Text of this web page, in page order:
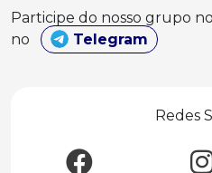
Participe do nosso grupo no
no
Telegram
Redes